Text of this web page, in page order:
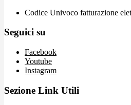
Codice Univoco fatturazione
Seguici su
Facebook
Youtube
Instagram
Sezione Link Utili